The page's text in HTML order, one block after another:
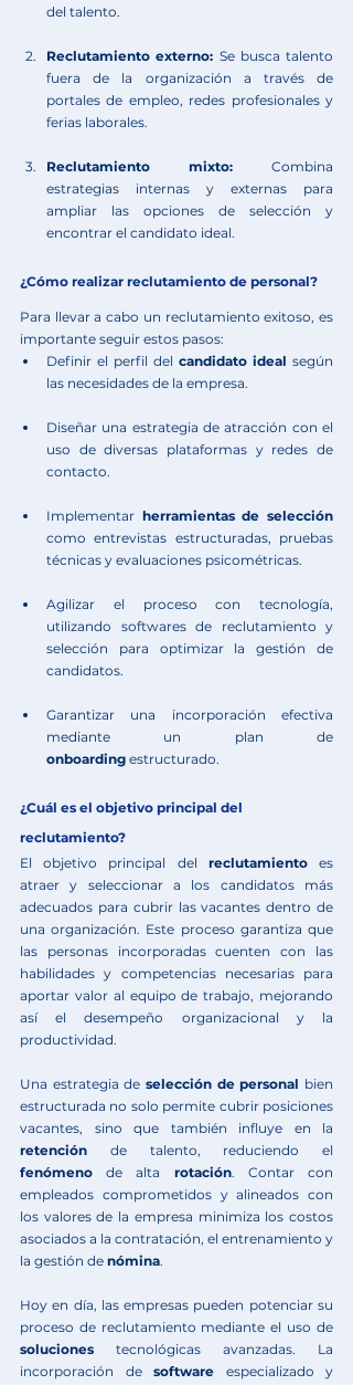
del talento.
Reclutamiento externo: Se busca talento
fuera de la organización a través de
portales de empleo, redes profesionales y
ferias laborales.
Reclutamiento mixto: Combina
estrategias internas y externas para
ampliar las opciones de selección y
encontrar el candidato ideal.
¿Cómo realizar reclutamiento de personal?
Para llevar a cabo un reclutamiento exitoso, es
importante seguir estos pasos:
Definir el perfil del candidato ideal según
las necesidades de la empresa.
Diseñar una estrategia de atracción con el
uso de diversas plataformas y redes de
contacto.
Implementar herramientas de selección
como entrevistas estructuradas, pruebas
técnicas y evaluaciones psicométricas.
Agilizar el proceso con tecnología,
utilizando softwares de reclutamiento y
selección para optimizar la gestión de
candidatos.
Garantizar una incorporación efectiva
onboarding estructurado.
¿Cuál es el objetivo principal del
reclutamiento?
El objetivo principal del reclutamiento es
atraer y seleccionar a los candidatos más
adecuados para cubrir las vacantes dentro de
una organización. Este proceso garantiza que
las personas incorporadas cuenten con las
habilidades y competencias necesarias para
aportar valor al equipo de trabajo, mejorando
así el desempeño organizacional y la
productividad.
Una estrategia de selección de personal bien
estructurada no solo permite cubrir posiciones
retención
fenómeno de alta rotación. Contar con
empleados comprometidos y alineados con
los valores de la empresa minimiza los costos
asociados a la contratación, el entrenamiento y
la gestión de nómina.
Hoy en día, las empresas pueden potenciar su
soluciones tecnológicas avanzadas. La
incorporación de software especializado y